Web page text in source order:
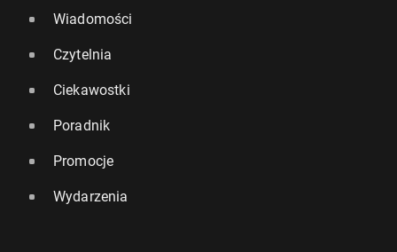
Wiadomości
Czytelnia
Ciekawostki
Poradnik
Promocje
Wydarzenia